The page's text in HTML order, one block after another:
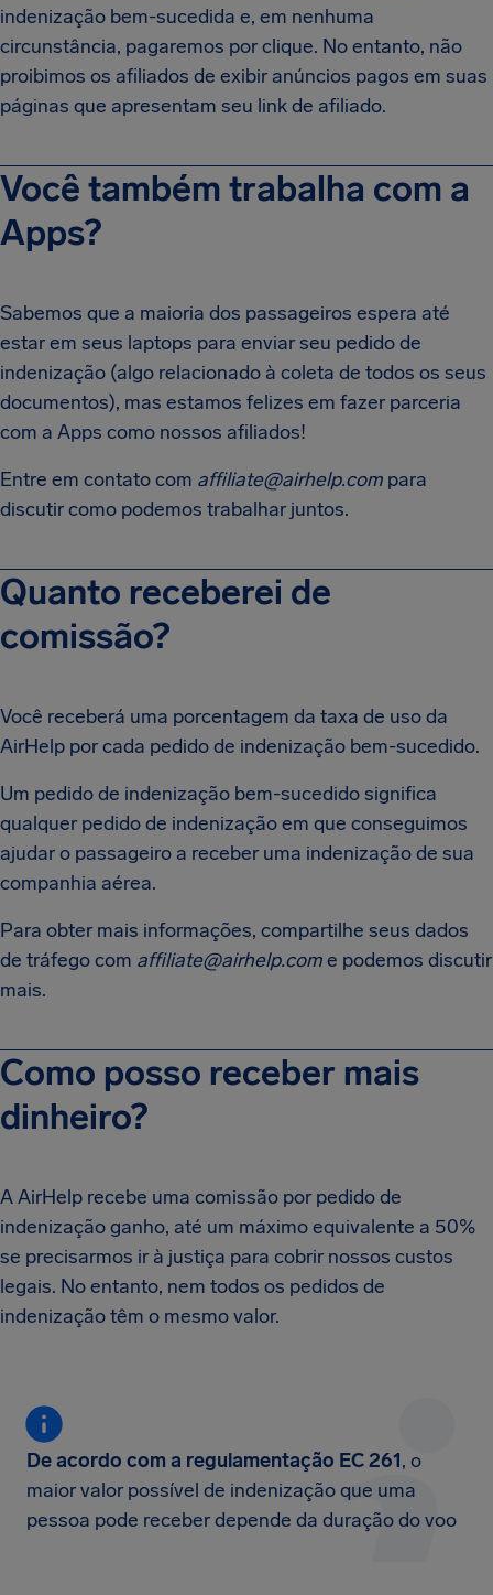
indenização bem-sucedida e, em nenhuma
circunstância, pagaremos por clique. No entanto, não
proibimos os afiliados de exibir anúncios pagos em suas
páginas que apresentam seu link de afiliado.
Você também trabalha com a
Apps?
Sabemos que a maioria dos passageiros espera até
estar em seus laptops para enviar seu pedido de
indenização (algo relacionado à coleta de todos os seus
documentos), mas estamos felizes em fazer parceria
com a Apps como nossos afiliados!
Entre em contato com affiliate@airhelp.com para
discutir como podemos trabalhar juntos.
Quanto receberei de
comissão?
Você receberá uma porcentagem da taxa de uso da
AirHelp por cada pedido de indenização bem-sucedido.
Um pedido de indenização bem-sucedido significa
qualquer pedido de indenização em que conseguimos
ajudar o passageiro a receber uma indenização de sua
companhia aérea.
Para obter mais informações, compartilhe seus dados
de tráfego com affiliate@airhelp.come podemos discutir
mais.
Como posso receber mais
dinheiro?
A AirHelp recebe uma comissão por pedido de
indenização ganho, até um máximo equivalente a 50%
se precisarmos ir à justiça para cobrir nossos custos
legais. No entanto, nem todos os pedidos de
indenização têm o mesmo valor.
De acordo com a regulamentação EC 261, o
maior valor possível de indenização que uma
pessoa pode receber depende da duração do voo